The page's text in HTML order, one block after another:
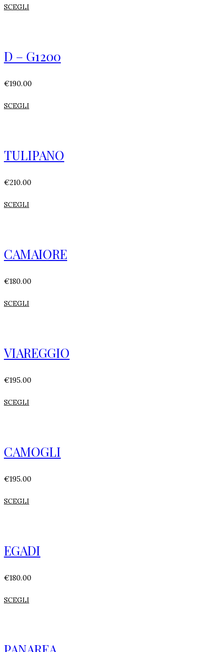
SCEGLI
D – G1200
€190.00
SCEGLI
TULIPANO
€210.00
SCEGLI
CAMAIORE
€180.00
SCEGLI
VIAREGGIO
€195.00
SCEGLI
CAMOGLI
€195.00
SCEGLI
EGADI
€180.00
SCEGLI